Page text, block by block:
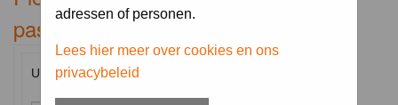
adressen of personen.
Lees hier meer over cookies en ons
privacybeleid
password to log in.
Username: